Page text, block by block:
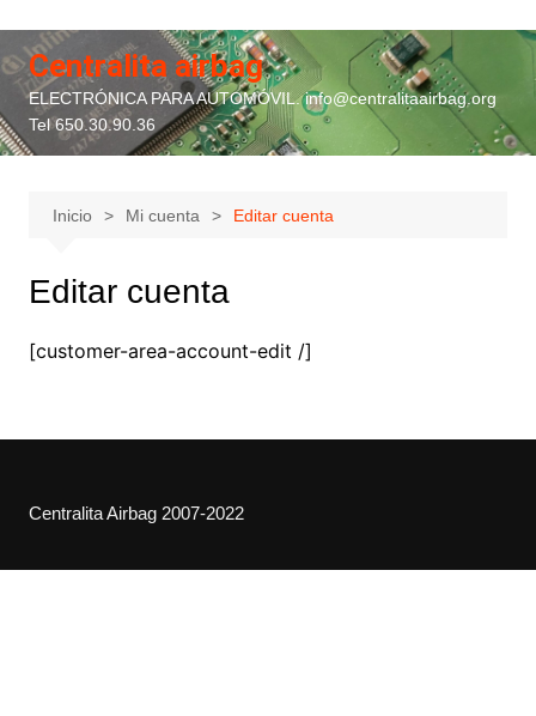
contenido
Centralita airbag
ELECTRÓNICA PARA AUTOMÓVIL. info@centralitaairbag.org
Tel 650.30.90.36
Inicio Mi cuenta Editar cuenta
Editar cuenta
[customer-area-account-edit /]
Centralita Airbag 2007-2022